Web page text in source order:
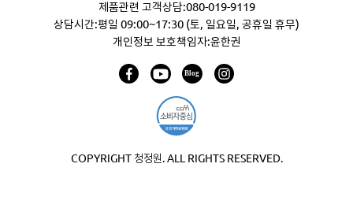
제품관련 고객상담:080-019-9119
상담시간:평일 09:00~17:30 (토, 일요일, 공휴일 휴무)
개인정보 보호책임자:윤한권
COPYRIGHT 청정원. ALL RIGHTS RESERVED.